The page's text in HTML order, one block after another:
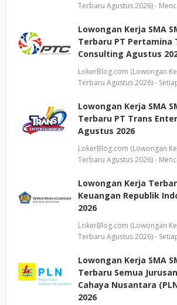
Terbaru Agustus 2026) -
Lowongan Kerja SMA
Terbaru PT Pertamina
Consulting Agustus
LokerBlog.com (Lowongan
Terbaru Agustus 2026) -
Lowongan Kerja SMA
Terbaru PT Trans
Agustus 2026
LokerBlog.com (Lowongan
Terbaru Agustus 2026) -
Lowongan Kerja
Keuangan Republik
2026
LokerBlog.com (Lowongan
Terbaru Agustus 2026) -
Lowongan Kerja SMA
Terbaru Semua
Cahaya Nusantara
2026